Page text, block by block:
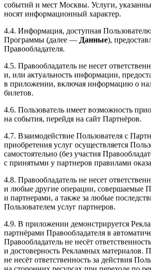
событий и мест Москвы. Услуги,
носят информационный характер.
4.4. Информация, доступная
Программы (далее — Данные),
Правообладателя.
4.5. Правообладатель не несет
и, или актуальность информации,
в приложении, включая информацию о
билетов.
4.6. Пользователь имеет возможность
на события, перейдя на сайт Партнёров.
4.7. Взаимодействие Пользователя с
приобретения услуг осуществляется
самостоятельно (без участия
с принятыми у партнеров правилами
4.8. Правообладатель не несет
и любые другие операции, совершаемые
и партнерами, а также за любые
Пользователем услуг партнеров.
4.9. В приложении демонстрируется
партнёрами Правообладателя в
Правообладатель не несёт
и достоверность Рекламных материалов.
не несёт ответственность за действия